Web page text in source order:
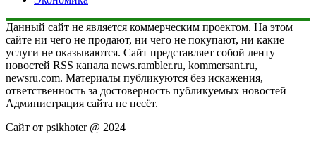
Данный сайт не является коммерческим проектом. На этом
сайте ни чего не продают, ни чего не покупают, ни какие
услуги не оказываются. Сайт представляет собой ленту
новостей RSS канала news.rambler.ru, kommersant.ru,
newsru.com. Материалы публикуются без искажения,
ответственность за достоверность публикуемых новостей
Администрация сайта не несёт.
Сайт от psikhoter @ 2024